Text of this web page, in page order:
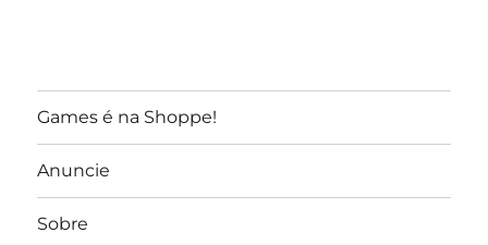
Games é na Shoppe!
Anuncie
Sobre